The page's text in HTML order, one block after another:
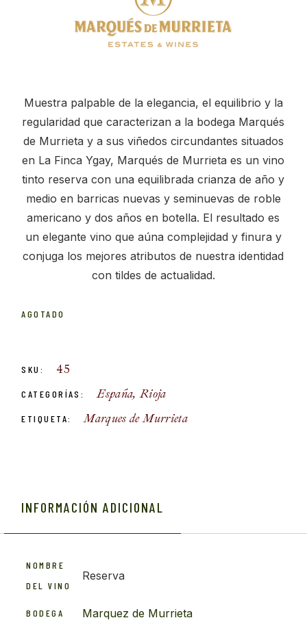
Muestra palpable de la elegancia, el equilibrio y la
regularidad que caracterizan a la bodega Marqués
de Murrieta y a sus viñedos circundantes situados
en La Finca Ygay, Marqués de Murrieta es un vino
tinto reserva con una equilibrada crianza de año y
medio en barricas nuevas y seminuevas de roble
americano y dos años en botella. El resultado es
un elegante vino que aúna complejidad y finura y
conjuga los mejores atributos de nuestra identidad
con tildes de actualidad.
AGOTADO
SKU: 45
CATEGORÍAS: España,Rioja
ETIQUETA: Marques de Murrieta
INFORMACIÓN ADICIONAL
NOMBRE
DEL VINO
Reserva
BODEGA Marquez de Murrieta